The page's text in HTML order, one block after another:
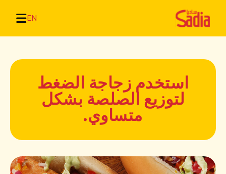
EN
استخدم زجاجة الضغط
لتوزيع الصلصة بشكل
متساوي.